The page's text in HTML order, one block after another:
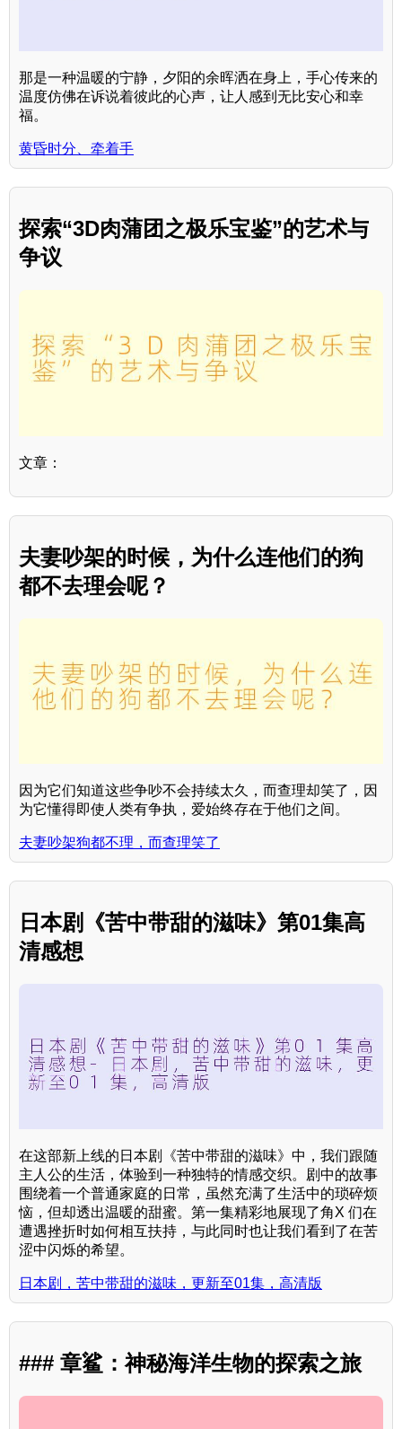
那是一种温暖的宁静，夕阳的余晖洒在身上，手心传来的
温度仿佛在诉说着彼此的心声，让人感到无比安心和幸
福。
黄昏时分、牵着手
探索“3D肉蒲团之极乐宝鉴”的艺术与
争议
文章：
夫妻吵架的时候，为什么连他们的狗
都不去理会呢？
因为它们知道这些争吵不会持续太久，而查理却笑了，因
为它懂得即使人类有争执，爱始终存在于他们之间。
夫妻吵架狗都不理，而查理笑了
日本剧《苦中带甜的滋味》第01集高
清感想
在这部新上线的日本剧《苦中带甜的滋味》中，我们跟随
主人公的生活，体验到一种独特的情感交织。剧中的故事
围绕着一个普通家庭的日常，虽然充满了生活中的琐碎烦
恼，但却透出温暖的甜蜜。第一集精彩地展现了角X 们在
遭遇挫折时如何相互扶持，与此同时也让我们看到了在苦
涩中闪烁的希望。
日本剧，苦中带甜的滋味，更新至01集，高清版
### 章鲨：神秘海洋生物的探索之旅